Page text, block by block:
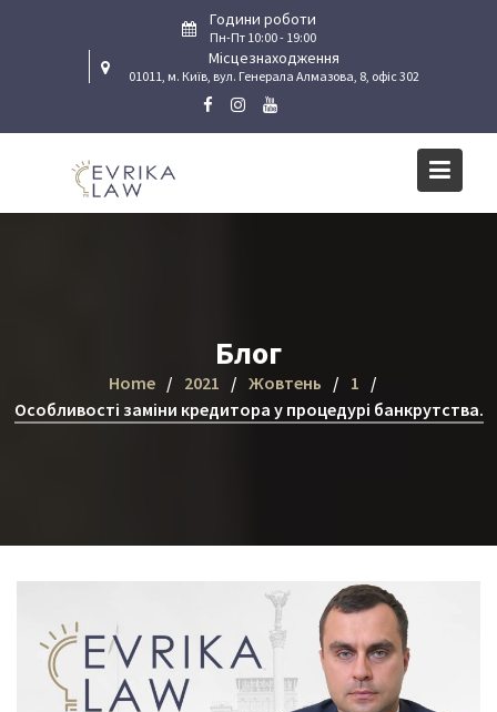
Години роботи
Пн-Пт 10:00 - 19:00
Місцезнаходження
01011, м. Київ, вул. Генерала Алмазова, 8, офіс 302
Блог
Home 2021 Жовтень
1
Особливості заміни кредитора у процедурі банкрутства.